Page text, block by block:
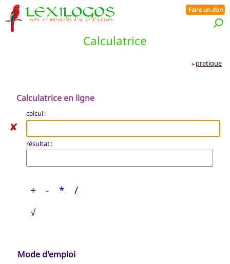
Calculatrice
Faire un don
➤ pratique
Calculatrice en ligne
✘
calcul :
résultat :
+ - *
/
√
Mode d'emploi